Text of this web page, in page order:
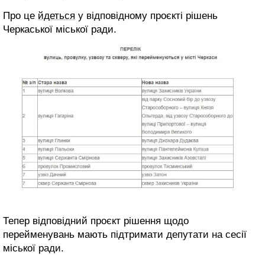
Про це йдеться у відповідному проєкті рішень
Черкаської міської ради.
Тепер відповідний проєкт рішення щодо
перейменувань мають підтримати депутати на сесії
міської ради.